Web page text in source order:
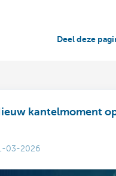
Deel deze
kantelmoment
03-2026